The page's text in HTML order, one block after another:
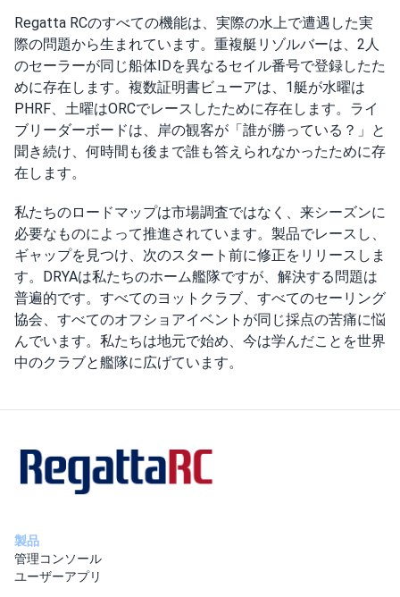
Regatta RCのすべての機能は、実際の水上で遭遇した実
際の問題から生まれています。重複艇リゾルバーは、2人
のセーラーが同じ船体IDを異なるセイル番号で登録したた
めに存在します。複数証明書ビューアは、1艇が水曜は
PHRF、土曜はORCでレースしたために存在します。ライ
ブリーダーボードは、岸の観客が「誰が勝っている？」と
聞き続け、何時間も後まで誰も答えられなかったために存
在します。
私たちのロードマップは市場調査ではなく、来シーズンに
必要なものによって推進されています。製品でレースし、
ギャップを見つけ、次のスタート前に修正をリリースしま
す。DRYAは私たちのホーム艦隊ですが、解決する問題は
普遍的です。すべてのヨットクラブ、すべてのセーリング
協会、すべてのオフショアイベントが同じ採点の苦痛に悩
んでいます。私たちは地元で始め、今は学んだことを世界
中のクラブと艦隊に広げています。
製品
管理コンソール
ユーザーアプリ